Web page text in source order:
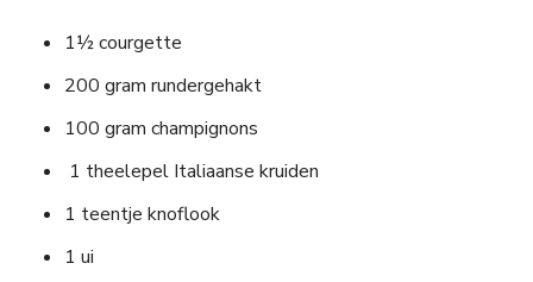
1½ courgette
200 gram rundergehakt
100 gram champignons
1 theelepel Italiaanse kruiden
1 teentje knoflook
1 ui